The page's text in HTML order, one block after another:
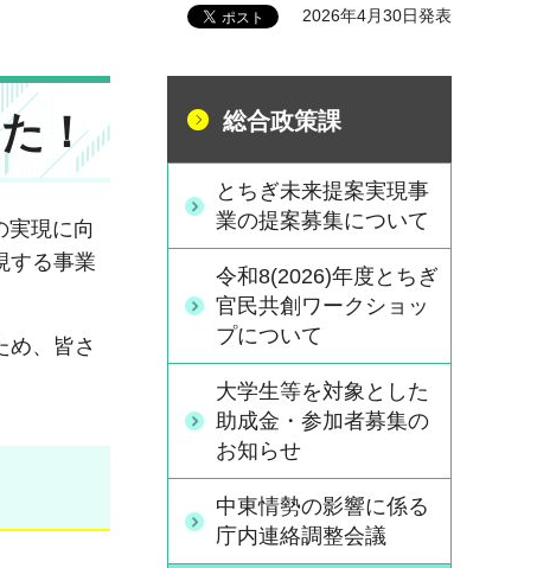
2026年4月30日発表
！
実現に向
する事業
め、皆さ
総合政策課
とちぎ未来提案実現事
業の提案募集について
令和8(2026)年度とちぎ
官民共創ワークショッ
プについて
大学生等を対象とした
助成金・参加者募集の
お知らせ
中東情勢の影響に係る
庁内連絡調整会議